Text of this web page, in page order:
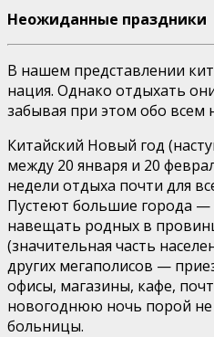
Неожиданные праздники
В нашем представлении
нация. Однако отдыхать
забывая при этом обо всем
Китайский Новый год
между 20 января и 20
недели отдыха почти для
Пустеют большие города —
навещать родных в
(значительная часть
других мегаполисов —
офисы, магазины, кафе,
новогоднюю ночь порой
больницы.